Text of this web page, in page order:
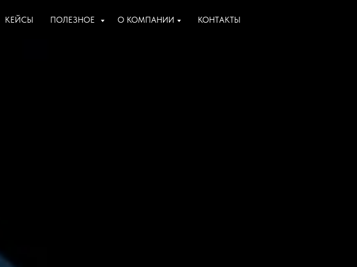
КЕЙСЫ ПОЛЕЗНОЕ О КОМПАНИИ КОНТАКТЫ